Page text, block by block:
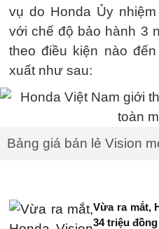
vụ do Honda Ủy
với chế độ bảo hành 3
theo điều kiện nào
xuất như sau:
Bảng giá bán lẻ Vision
Vừa ra mắt,
34 triệu đồng